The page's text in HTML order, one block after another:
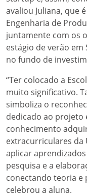
avaliou Juliana, que
Engenharia de
juntamente com os
estágio de verão
no fundo de
“Ter colocado a
muito significativo.
simboliza o
dedicado ao projeto
conhecimento
extracurriculares da
aplicar
pesquisa e a
conectando teoria e
celebrou a aluna.